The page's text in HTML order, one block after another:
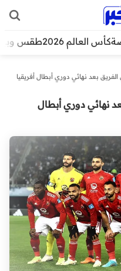
كأس العالم 2026 طقس
بعد نهائي دوري أبطال أفريقيا
نهائي دوري أبطال